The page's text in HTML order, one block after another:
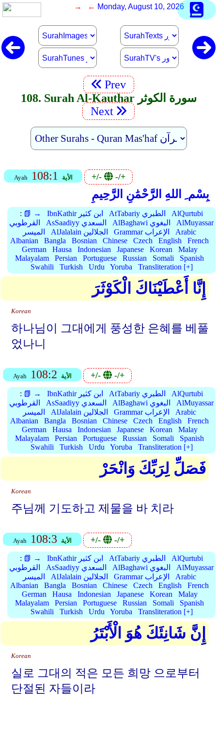
→ ← Monday, August 10, 2026
Prev
108. Surah Al-Kauthar سورة الكوثر
Next
Ayah 108:1 الأية +/- -/+
بِسْم ِ اللهِ الرَّحْمَٰنِ الرَّحِيمِ
: 📗 → IbnKathir ابن كثير AtTabariy الطبري
AlQurtubi
القرطوبي
AsSaadiyy السعدي AlBaghawi البغوي
AlMuyassar
الميسر
AlJalalain الجلالين Grammar الإعراب
Arabic
Albanian
Bangla Bosnian Chinese Czech English
French
German
Hausa Indonesian Japanese Korean
Malay
Malayalam
Persian Portuguese Russian Somali
Spanish
Swahili
Turkish Urdu Yoruba Transliteration [+]
إِنَّا أَعْطَيْنَاكَ الْكَوْثَرَ
Korean
하나님이 그대에게 풍성한 은혜를 베풀
었나니
Ayah 108:2 الأية +/- -/+
: 📗 → IbnKathir ابن كثير AtTabariy الطبري
AlQurtubi
القرطوبي
AsSaadiyy السعدي AlBaghawi البغوي
AlMuyassar
الميسر
AlJalalain الجلالين Grammar الإعراب
Arabic
Albanian
Bangla Bosnian Chinese Czech English
French
German
Hausa Indonesian Japanese Korean
Malay
Malayalam
Persian Portuguese Russian Somali
Spanish
Swahili
Turkish Urdu Yoruba Transliteration [+]
فَصَلِّ لِرَبِّكَ وَانْحَرْ
Korean
주님께 기도하고 제물을 바 치라
Ayah 108:3 الأية +/- -/+
: 📗 → IbnKathir ابن كثير AtTabariy الطبري
AlQurtubi
القرطوبي
AsSaadiyy السعدي AlBaghawi البغوي
AlMuyassar
الميسر
AlJalalain الجلالين Grammar الإعراب
Arabic
Albanian
Bangla Bosnian Chinese Czech English
French
German
Hausa Indonesian Japanese Korean
Malay
Malayalam
Persian Portuguese Russian Somali
Spanish
Swahili
Turkish Urdu Yoruba Transliteration [+]
إِنَّ شَانِئَكَ هُوَ الْأَبْتَرُ
Korean
실로 그대의 적은 모든 희망 으로부터
단절된 자들이라